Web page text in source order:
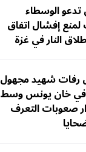
الوسطاء
لمنع إفشال اتفاق
النار في غزة
رفات شهيد مجهول
في خان يونس وسط
صعوبات التعرف